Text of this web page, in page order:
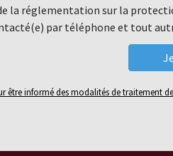
la réglementation sur la
par téléphone et tout
être informé des modalités de traitement